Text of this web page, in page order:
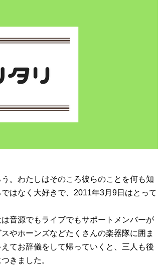
。わたしはそのころ彼らのことを何も知
はなく大好きで、2011年3月9日はとって
音源でもライブでもサポートメンバーが
やホーンズなどたくさんの楽器隊に囲ま
てお辞儀をして帰っていくと、三人も後
きました。